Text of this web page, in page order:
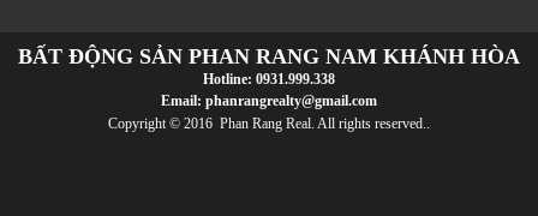
BẤT ĐỘNG SẢN PHAN RANG NAM KHÁNH HÒA
Hotline: 0931.999.338
Email: phanrangrealty@gmail.com
Copyright © 2016 Phan Rang Real. All rights reserved..